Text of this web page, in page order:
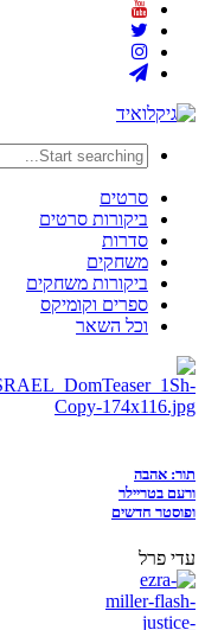
סרטים
ביקורות סרטים
סדרות
משחקים
ביקורות משחקים
ספרים וקומיקס
וכל השאר
תור: אהבה
ורעם בטריילר
ופוסטר חדשים
עדי פרל